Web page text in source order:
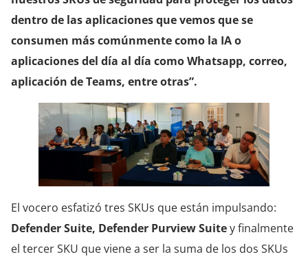
dentro de las aplicaciones que vemos que se
consumen más comúnmente como la IA o
aplicaciones del día al día como Whatsapp, correo,
aplicación de Teams, entre otras”.
El vocero esfatizó tres SKUs que están impulsando:
Defender Suite, Defender Purview Suitey finalmente
el tercer SKU que viene a ser la suma de los dos SKUs